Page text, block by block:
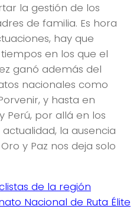
la gestión de los
de familia. Es hora
hay que
en los que el
ganó además del
nacionales como
y hasta en
Perú, por allá en los
la ausencia
y Paz nos deja solo
de la región
Nacional de Ruta Élite